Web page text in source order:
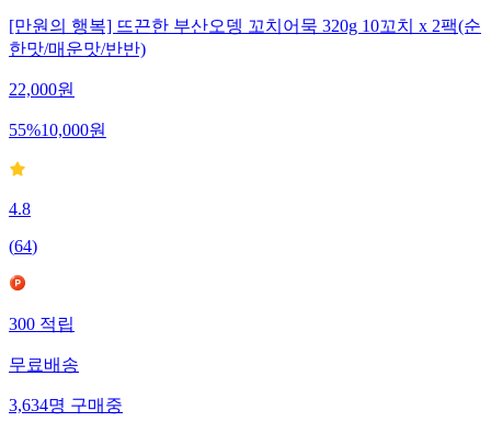
[만원의 행복] 뜨끈한 부산오뎅 꼬치어묵 320g 10꼬치 x 2팩(순
한맛/매운맛/반반)
22,000원
55%10,000원
4.8
(64)
300 적립
무료배송
3,634명 구매중